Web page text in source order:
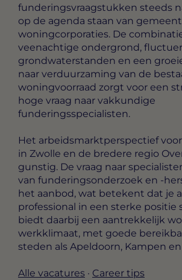
funderingsvraagstukken steeds
op de agenda staan van
woningcorporaties. De
veenachtige ondergrond,
grondwaterstanden en een
naar verduurzaming van de
woningvoorraad zorgt voor een
hoge vraag naar vakkundige
funderingsspecialisten.
Het arbeidsmarktperspectief
in Zwolle en de bredere regio
gunstig. De vraag naar
van funderingsonderzoek en -
het aanbod, wat betekent dat je
professional in een sterke positie
biedt daarbij een aantrekkelijk
werkklimaat, met goede
steden als Apeldoorn, Kampen
Alle vacatures · Career tips